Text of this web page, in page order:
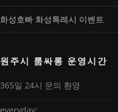
화성호빠 화성특례시 이벤트
원주시 룸싸롱 운영시간
365일 24시 문의 환영